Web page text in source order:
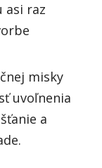
asi raz
misky
uvoľnenia
a